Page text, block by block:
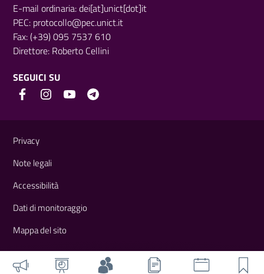
E-mail ordinaria: dei[at]unict[dot]it
PEC: protocollo@pec.unict.it
Fax: (+39) 095 7537 610
Direttore: Roberto Cellini
SEGUICI SU
Privacy
Note legali
Accessibilità
Dati di monitoraggio
Mappa del sito